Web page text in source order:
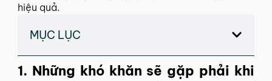
hiệu quả.
MỤC LỤC
1. Những khó khăn sẽ gặp phải khi